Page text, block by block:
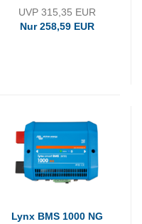
UVP 315,35 EUR
Nur 258,59 EUR
Lynx BMS 1000 NG